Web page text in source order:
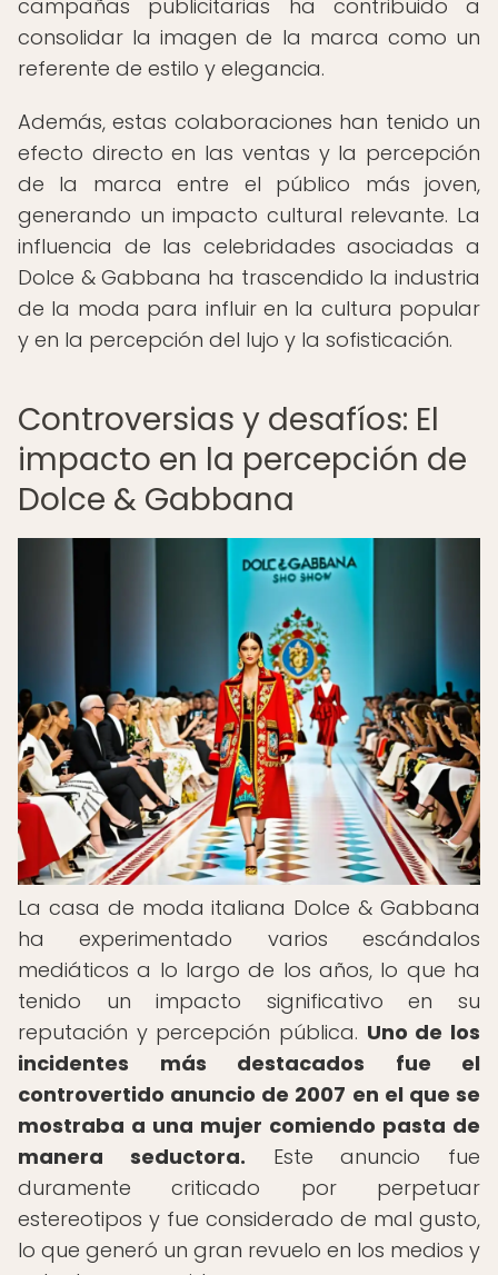
campañas publicitarias ha contribuido a
consolidar la imagen de la marca como un
referente de estilo y elegancia.
Además, estas colaboraciones han tenido un
efecto directo en las ventas y la percepción
de la marca entre el público más joven,
generando un impacto cultural relevante. La
influencia de las celebridades asociadas a
Dolce & Gabbana ha trascendido la industria
de la moda para influir en la cultura popular
y en la percepción del lujo y la sofisticación.
Controversias y desafíos: El
impacto en la percepción de
Dolce & Gabbana
La casa de moda italiana Dolce & Gabbana
ha experimentado varios escándalos
mediáticos a lo largo de los años, lo que ha
tenido un impacto significativo en su
reputación y percepción pública. Uno de los
incidentes más destacados fue el
controvertido anuncio de 2007 en el que se
mostraba a una mujer comiendo pasta de
manera seductora. Este anuncio fue
duramente criticado por perpetuar
estereotipos y fue considerado de mal gusto,
lo que generó un gran revuelo en los medios y